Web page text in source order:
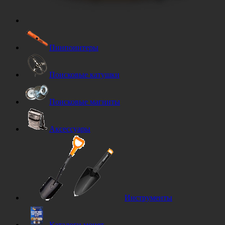
Пинпоинтеры
Поисковые катушки
Поисковые магниты
Аксессуары
Инструменты